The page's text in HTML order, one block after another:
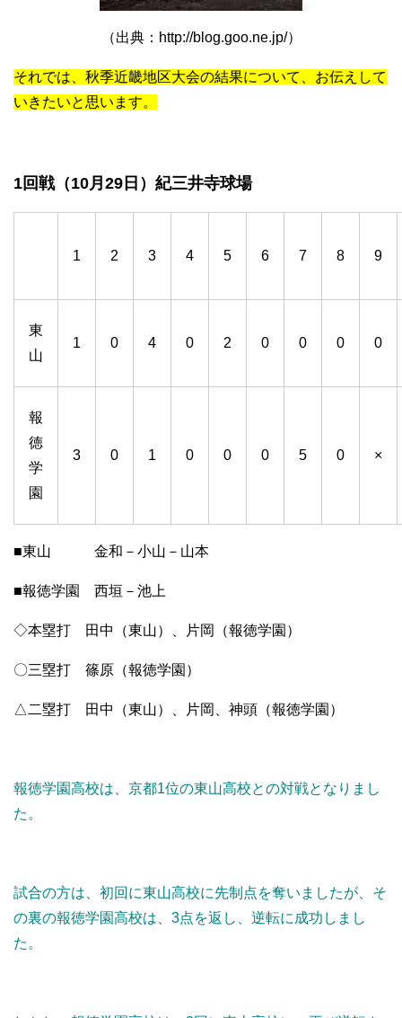
（出典：http://blog.goo.ne.jp/）
それでは、秋季近畿地区大会の結果について、お伝えして
いきたいと思います。
1回戦（10月29日）紀三井寺球場
1 2 3 4 5 6 7 8 9
東
山
1 0 4 0 2 0 0 0 0
報
徳
学
園
3 0 1 0 0 0 5 0 ×
■東山 金和－小山－山本
■報徳学園 西垣－池上
◇本塁打 田中（東山）、片岡（報徳学園）
〇三塁打 篠原（報徳学園）
△二塁打 田中（東山）、片岡、神頭（報徳学園）
報徳学園高校は、京都1位の東山高校との対戦となりまし
た。
試合の方は、初回に東山高校に先制点を奪いましたが、そ
の裏の報徳学園高校は、3点を返し、逆転に成功しまし
た。